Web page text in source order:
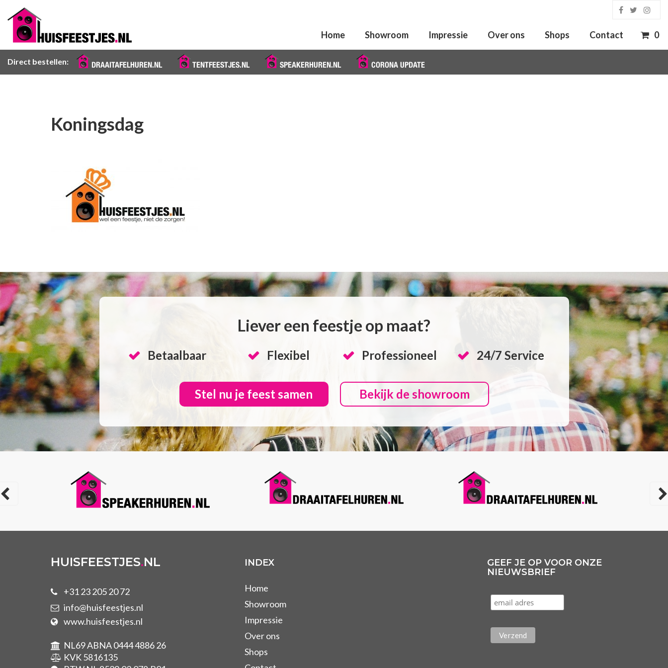
Home Showroom Impressie Over ons Shops Contact 0
Direct bestellen: DRAAITAFELHUREN.NL TENTFEESTJES.NL SPEAKERHUREN.NL CORONA UPDATE
Koningsdag
Liever een feestje op maat?
Betaalbaar Flexibel Professioneel 24/7 Service
Stel nu je feest samen Bekijk de showroom
HUISFEESTJES.NL
+31 23 205 20 72
info@huisfeestjes.nl
www.huisfeestjes.nl
NL69 ABNA 0444 4886 26
KVK 5816135
INDEX
Home
Showroom
Impressie
Over ons
Shops
GEEF JE OP VOOR ONZE
NIEUWSBRIEF